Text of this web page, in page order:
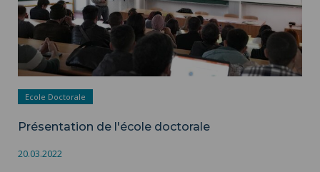
Ecole Doctorale
Présentation de l'école doctorale
20.03.2022